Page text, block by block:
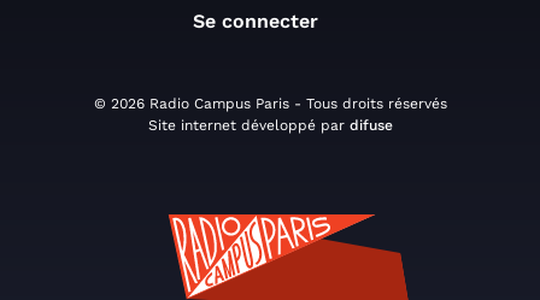
Se connecter
© 2026 Radio Campus Paris - Tous droits réservés
Site internet développé par difuse